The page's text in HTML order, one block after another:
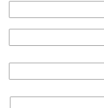
مرأة
وتكنولوجيا